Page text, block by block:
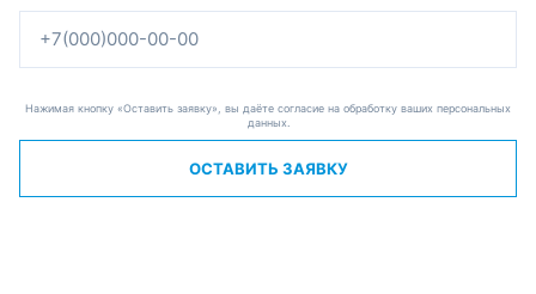
Нажимая кнопку «Оставить заявку», вы даёте согласие на обработку ваших персональных
данных.
ОСТАВИТЬ ЗАЯВКУ